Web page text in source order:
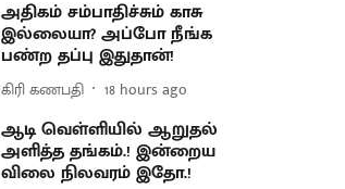
அதிகம் சம்பாதிச்சும் காசு
இல்லையா? அப்போ நீங்க
பண்ற தப்பு இதுதான்!
கிரி கணபதி 18 hours ago
ஆடி வெள்ளியில் ஆறுதல்
அளித்த தங்கம்.! இன்றைய
விலை நிலவரம் இதோ.!